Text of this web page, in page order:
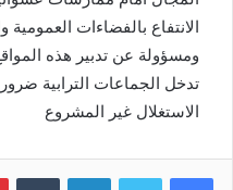
الانتفاع بالفضاءات
ومسؤولة عن تدبير هذه
تدخل الجماعات الترابية
الاستغلال غير المشروع
لينكدإن